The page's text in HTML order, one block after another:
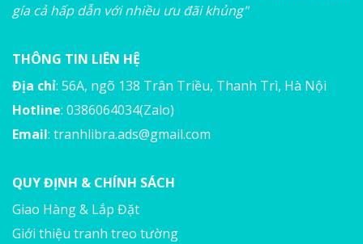
gía cả hấp dẫn với nhiều ưu đãi khủng"
THÔNG TIN LIÊN HỆ
Địa chỉ: 56A, ngõ 138 Trân Triều, Thanh Trì, Hà Nội
Hotline: 0386064034(Zalo)
Email: tranhlibra.ads@gmail.com
QUY ĐỊNH & CHÍNH SÁCH
Giao Hàng & Lắp Đặt
Giới thiệu tranh treo tường